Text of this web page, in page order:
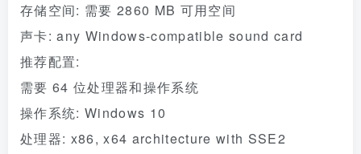
存储空间: 需要 2860 MB 可用空间
声卡: any Windows-compatible sound card
推荐配置:
需要 64 位处理器和操作系统
操作系统: Windows 10
处理器: x86, x64 architecture with SSE2